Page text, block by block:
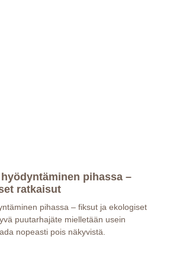
pihassa –
ratkaisut
pihassa – fiksut ja ekologiset
puutarhajäte mielletään usein
nopeasti pois näkyvistä.